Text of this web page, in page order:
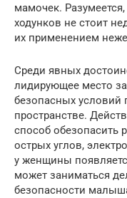
мамочек.
ходунков не стоит
их применением
Среди явных
лидирующее место
безопасных
пространстве.
способ обезопасить
острых углов,
у женщины
может заниматься
безопасности